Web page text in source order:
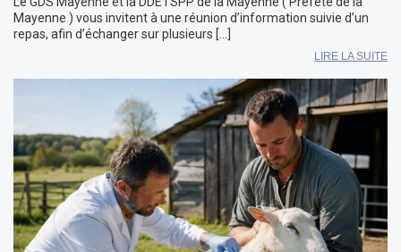
Mayenne ) vous invitent à une réunion d’information suivie d’un
repas, afin d’échanger sur plusieurs […]
LIRE LA SUITE